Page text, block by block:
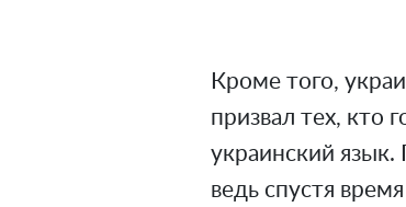
Кроме того,
призвал тех, кто
украинский
ведь спустя